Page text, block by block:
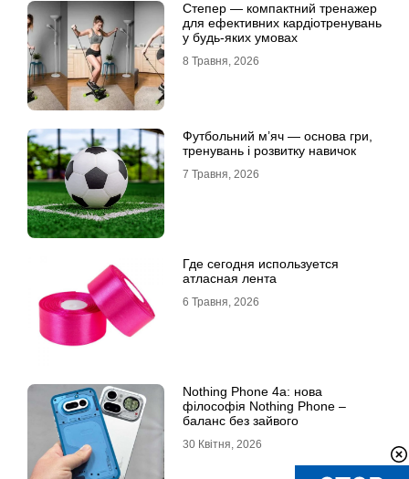
Степер — компактний тренажер
для ефективних кардіотренувань
у будь-яких умовах
8 Травня, 2026
Футбольний м’яч — основа гри,
тренувань і розвитку навичок
7 Травня, 2026
Где сегодня используется
атласная лента
6 Травня, 2026
Nothing Phone 4a: нова
філософія Nothing Phone –
баланс без зайвого
30 Квітня, 2026